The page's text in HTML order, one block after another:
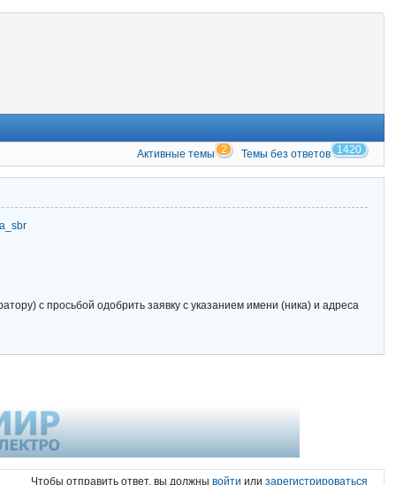
Активные темы 2 Темы без ответов 1420
с просьбой одобрить заявку с указанием имени (ника) и адреса
Чтобы отправить ответ, вы должны войти или зарегистрироваться